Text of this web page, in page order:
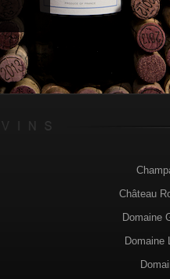
Château
Domaine
Domaine